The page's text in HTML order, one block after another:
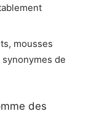
mousses
de
des